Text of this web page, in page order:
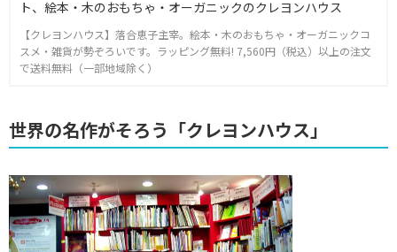
【クレヨンハウス】落合恵子主宰。絵本・木のおもちゃ・オーガニックコ
スメ・雑貨が勢ぞろいです。ラッピング無料! 7,560円（税込）以上の注文
で送料無料（一部地域除く）
世界の名作がそろう「クレヨンハウス」